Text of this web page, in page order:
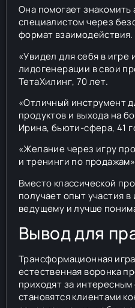
Она помогает
специалистом через
формат взаимодействия.
«Увидел для себя в игре
лидогенерации в свои
ТетаХилинг, 70 лет.
«Отличный инструмент
продуктов и выхода на
Ирина, бьюти-сфера, 41
«Желание через игру
и тренинги по
Вместо классической
получает опыт участия
ведущему и лучше
Вывод для
Трансформационная
естественная воронка
приходят за
становятся клиентами